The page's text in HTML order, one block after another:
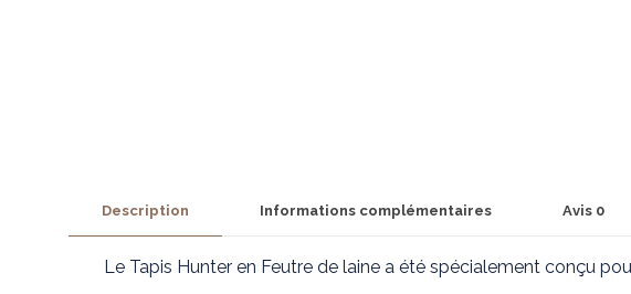
Description Informations complémentaires Avis 0
Le Tapis Hunter en Feutre de laine a été spécialement conçu